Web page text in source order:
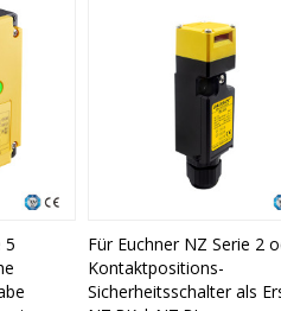
5
Für Euchner NZ Serie 2
Kontaktpositions-
Sicherheitsschalter als